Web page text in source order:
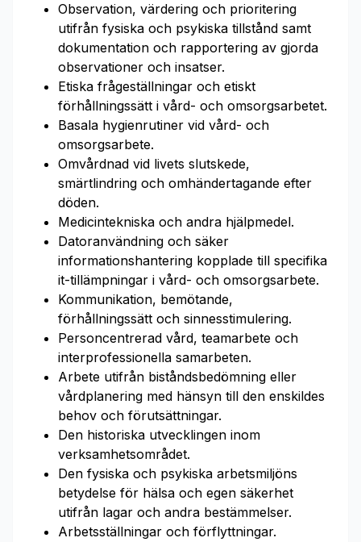
Observation, värdering och prioritering
utifrån fysiska och psykiska tillstånd samt
dokumentation och rapportering av gjorda
observationer och insatser.
Etiska frågeställningar och etiskt
förhållningssätt i vård- och omsorgsarbetet.
Basala hygienrutiner vid vård- och
omsorgsarbete.
Omvårdnad vid livets slutskede,
smärtlindring och omhändertagande efter
döden.
Medicintekniska och andra hjälpmedel.
Datoranvändning och säker
informationshantering kopplade till specifika
it-tillämpningar i vård- och omsorgsarbete.
Kommunikation, bemötande,
förhållningssätt och sinnesstimulering.
Personcentrerad vård, teamarbete och
interprofessionella samarbeten.
Arbete utifrån biståndsbedömning eller
vårdplanering med hänsyn till den enskildes
behov och förutsättningar.
Den historiska utvecklingen inom
verksamhetsområdet.
Den fysiska och psykiska arbetsmiljöns
betydelse för hälsa och egen säkerhet
utifrån lagar och andra bestämmelser.
Arbetsställningar och förflyttningar.